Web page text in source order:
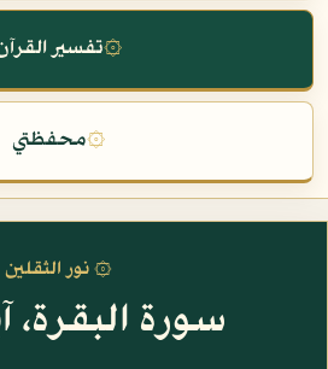
۞تفسير
۞محفظتي
۞ نور الثقلين
سورة البقرة، آية